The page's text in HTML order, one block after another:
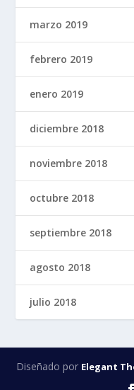
marzo 2019
febrero 2019
enero 2019
diciembre 2018
noviembre 2018
octubre 2018
septiembre 2018
agosto 2018
julio 2018
Diseñado por Elegant